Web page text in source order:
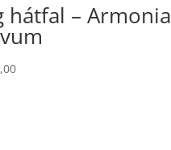
hátfal – Armonia